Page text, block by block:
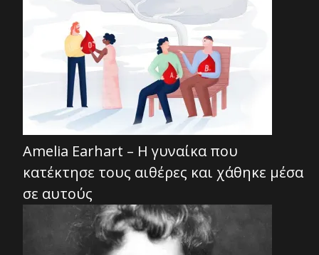
Amelia Earhart – Η γυναίκα που
κατέκτησε τους αιθέρες και χάθηκε μέσα
σε αυτούς